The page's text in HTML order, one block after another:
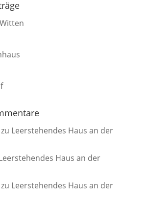
zu Leerstehendes Haus an der
Haus an der
zu Leerstehendes Haus an der